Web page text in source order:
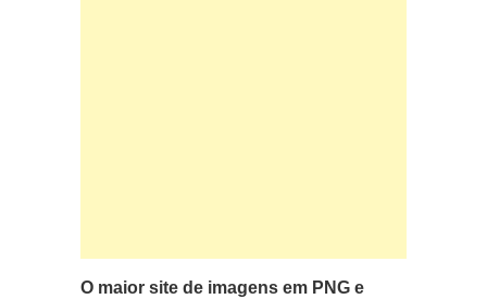
O maior site de imagens em PNG e